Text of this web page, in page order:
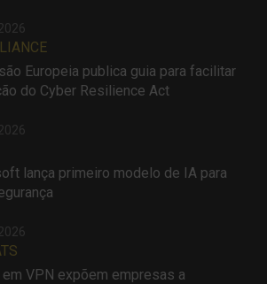
Europeia publica guia para facilitar
do Cyber Resilience Act
lança primeiro modelo de IA para
em VPN expõem empresas a